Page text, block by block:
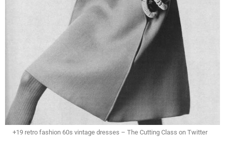
+19 retro fashion 60s vintage dresses – The Cutting Class on Twitter